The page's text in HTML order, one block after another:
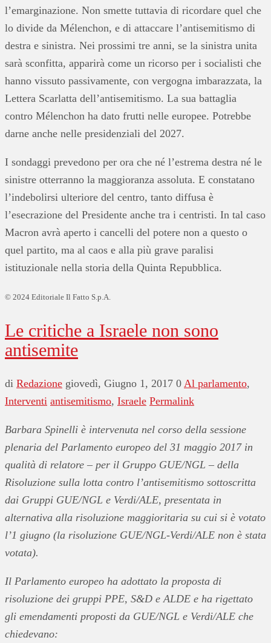
l’emarginazione. Non smette tuttavia di ricordare quel che
lo divide da Mélenchon, e di attaccare l’antisemitismo di
destra e sinistra. Nei prossimi tre anni, se la sinistra unita
sarà sconfitta, apparirà come un ricorso per i socialisti che
hanno vissuto passivamente, con vergogna imbarazzata, la
Lettera Scarlatta dell’antisemitismo. La sua battaglia
contro Mélenchon ha dato frutti nelle europee. Potrebbe
darne anche nelle presidenziali del 2027.
I sondaggi prevedono per ora che né l’estrema destra né le
sinistre otterranno la maggioranza assoluta. E constatano
l’indebolirsi ulteriore del centro, tanto diffusa è
l’esecrazione del Presidente anche tra i centristi. In tal caso
Macron avrà aperto i cancelli del potere non a questo o
quel partito, ma al caos e alla più grave paralisi
istituzionale nella storia della Quinta Repubblica.
© 2024 Editoriale Il Fatto S.p.A.
Le critiche a Israele non sono
antisemite
di Redazione giovedì, Giugno 1, 2017 0 Al parlamento,
Interventi antisemitismo, Israele Permalink
Barbara Spinelli è intervenuta nel corso della sessione
plenaria del Parlamento europeo del 31 maggio 2017 in
qualità di relatore – per il Gruppo GUE/NGL – della
Risoluzione sulla lotta contro l’antisemitismo sottoscritta
dai Gruppi GUE/NGL e Verdi/ALE, presentata in
alternativa alla risoluzione maggioritaria su cui si è votato
l’1 giugno (la risoluzione GUE/NGL-Verdi/ALE non è stata
votata).
Il Parlamento europeo ha adottato la proposta di
risoluzione dei gruppi PPE, S&D e ALDE e ha rigettato
gli emendamenti proposti da GUE/NGL e Verdi/ALE che
chiedevano: